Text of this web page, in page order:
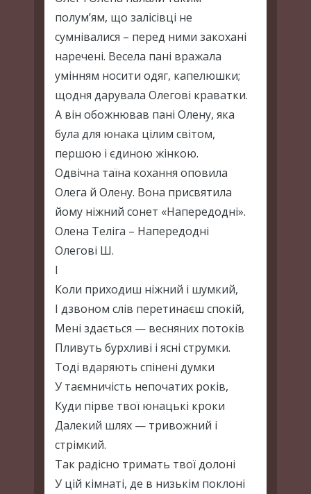
полум’ям, що залісівці не
сумнівалися – перед ними закохані
наречені. Весела пані вражала
умінням носити одяг, капелюшки;
щодня дарувала Олегові краватки.
А він обожнював пані Олену, яка
була для юнака цілим світом,
першою і єдиною жінкою.
Одвічна таїна кохання оповила
Олега й Олену. Вона присвятила
йому ніжний сонет «Напередодні».
Олена Теліга – Напередодні
Олегові Ш.
I
Коли приходиш ніжний і шумкий,
І дзвоном слів перетинаєш спокій,
Мені здається — весняних потоків
Пливуть бурхливі і ясні струмки.
Тоді вдаряють спінені думки
У таємничість непочатих років,
Куди пірве твої юнацькі кроки
Далекий шлях — тривожний і
стрімкий.
Так радісно тримать твої долоні
У цій кімнаті, де в низькім поклоні